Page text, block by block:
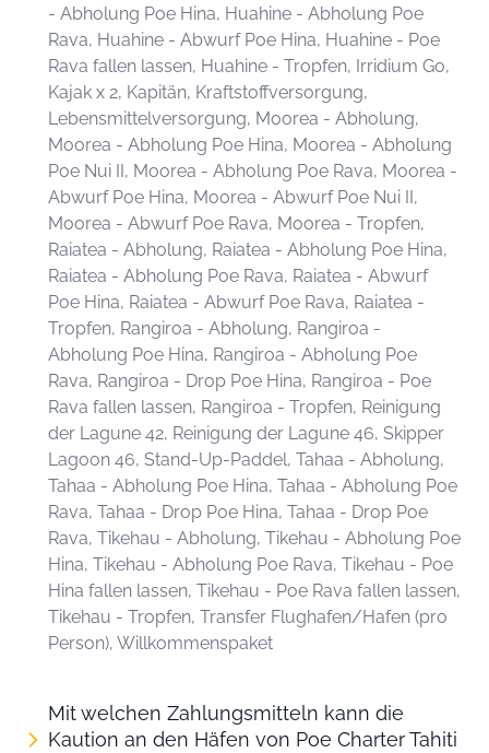
- Abholung Poe Hina, Huahine - Abholung Poe
Rava, Huahine - Abwurf Poe Hina, Huahine - Poe
Rava fallen lassen, Huahine - Tropfen, Irridium Go,
Kajak x 2, Kapitän, Kraftstoffversorgung,
Lebensmittelversorgung, Moorea - Abholung,
Moorea - Abholung Poe Hina, Moorea - Abholung
Poe Nui II, Moorea - Abholung Poe Rava, Moorea -
Abwurf Poe Hina, Moorea - Abwurf Poe Nui II,
Moorea - Abwurf Poe Rava, Moorea - Tropfen,
Raiatea - Abholung, Raiatea - Abholung Poe Hina,
Raiatea - Abholung Poe Rava, Raiatea - Abwurf
Poe Hina, Raiatea - Abwurf Poe Rava, Raiatea -
Tropfen, Rangiroa - Abholung, Rangiroa -
Abholung Poe Hina, Rangiroa - Abholung Poe
Rava, Rangiroa - Drop Poe Hina, Rangiroa - Poe
Rava fallen lassen, Rangiroa - Tropfen, Reinigung
der Lagune 42, Reinigung der Lagune 46, Skipper
Lagoon 46, Stand-Up-Paddel, Tahaa - Abholung,
Tahaa - Abholung Poe Hina, Tahaa - Abholung Poe
Rava, Tahaa - Drop Poe Hina, Tahaa - Drop Poe
Rava, Tikehau - Abholung, Tikehau - Abholung Poe
Hina, Tikehau - Abholung Poe Rava, Tikehau - Poe
Hina fallen lassen, Tikehau - Poe Rava fallen lassen,
Tikehau - Tropfen, Transfer Flughafen/Hafen (pro
Person), Willkommenspaket
Mit welchen Zahlungsmitteln kann die
Kaution an den Häfen von Poe Charter Tahiti